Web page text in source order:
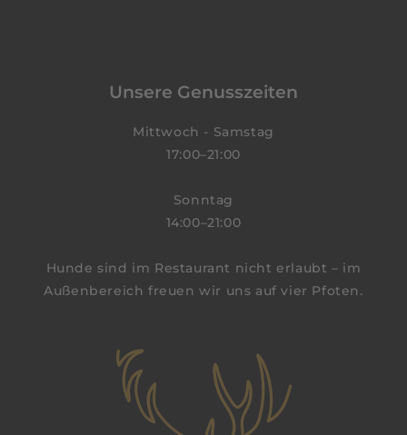
Unsere Genusszeiten
Mittwoch - Samstag
17:00–21:00
Sonntag
14:00–21:00
Hunde sind im Restaurant nicht erlaubt – im
Außenbereich freuen wir uns auf vier Pfoten.